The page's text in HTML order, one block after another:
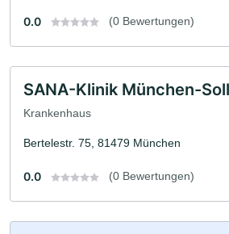
0.0 (0 Bewertungen)
SANA-Klinik München-
Krankenhaus
Bertelestr. 75, 81479 München
0.0 (0 Bewertungen)